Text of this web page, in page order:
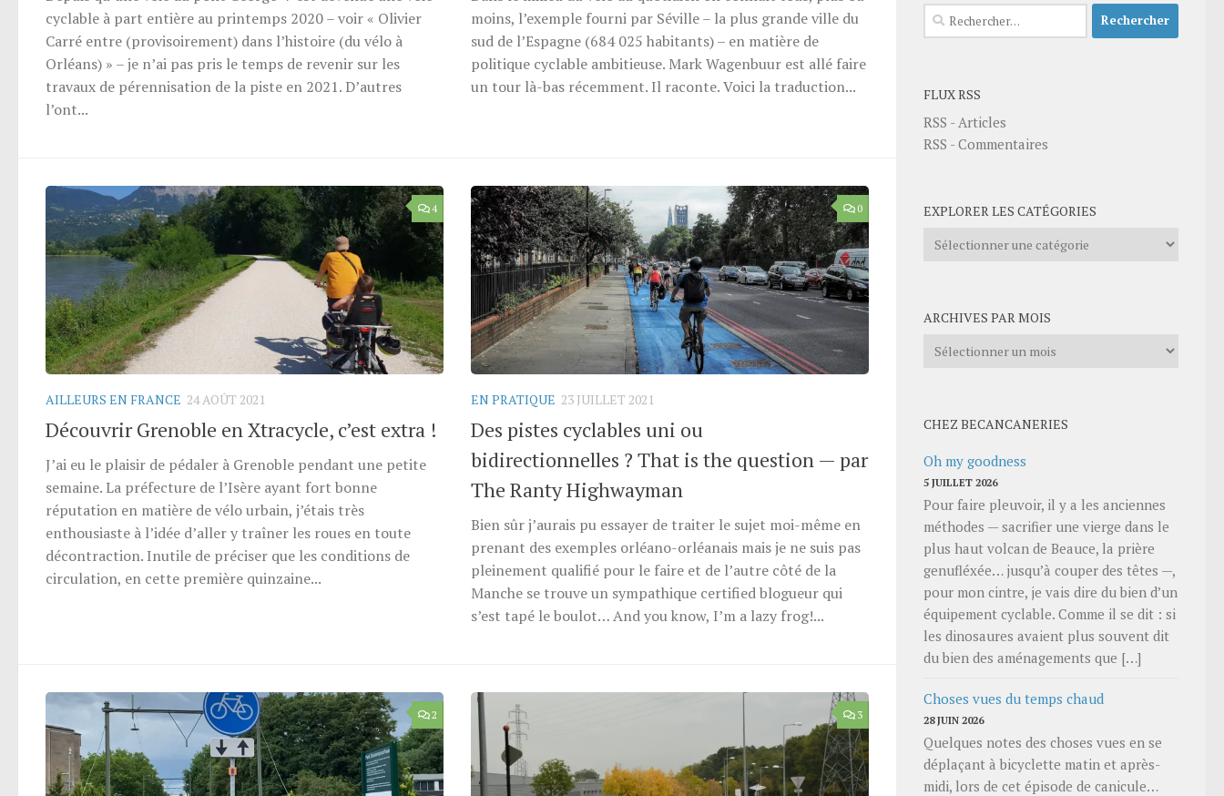
cyclable à part entière au printemps 2020 – voir « Olivier
Carré entre (provisoirement) dans l’histoire (du vélo à
Orléans) » – je n’ai pas pris le temps de revenir sur les
travaux de pérennisation de la piste en 2021. D’autres
l’ont...
moins, l’exemple fourni par Séville – la plus grande ville du
sud de l’Espagne (684 025 habitants) – en matière de
politique cyclable ambitieuse. Mark Wagenbuur est allé faire
un tour là-bas récemment. Il raconte. Voici la traduction...
4
AILLEURS EN FRANCE 24 AOÛT 2021
Découvrir Grenoble en Xtracycle, c’est extra !
J’ai eu le plaisir de pédaler à Grenoble pendant une petite
semaine. La préfecture de l’Isère ayant fort bonne
réputation en matière de vélo urbain, j’étais très
enthousiaste à l’idée d’aller y traîner les roues en toute
décontraction. Inutile de préciser que les conditions de
circulation, en cette première quinzaine...
0
EN PRATIQUE 23 JUILLET 2021
Des pistes cyclables uni ou
bidirectionnelles ? That is the question — par
The Ranty Highwayman
Bien sûr j’aurais pu essayer de traiter le sujet moi-même en
prenant des exemples orléano-orléanais mais je ne suis pas
pleinement qualifié pour le faire et de l’autre côté de la
Manche se trouve un sympathique certified blogueur qui
s’est tapé le boulot… And you know, I’m a lazy frog!...
2 3
Rechercher :
FLUX RSS
RSS - Articles
RSS - Commentaires
EXPLORER LES CATÉGORIES
Explorer
ARCHIVES PAR MOIS
Archives
CHEZ BECANCANERIES
Oh my goodness
5 JUILLET 2026
Pour faire pleuvoir, il y a les anciennes
méthodes — sacrifier une vierge dans le
plus haut volcan de Beauce, la prière
genufléxée… jusqu’à couper des têtes —,
pour mon cintre, je vais dire du bien d’un
équipement cyclable. Comme il se dit : si
les dinosaures avaient plus souvent dit
du bien des aménagements que […]
Choses vues du temps chaud
28 JUIN 2026
Quelques notes des choses vues en se
déplaçant à bicyclette matin et après-
midi, lors de cet épisode de canicule…